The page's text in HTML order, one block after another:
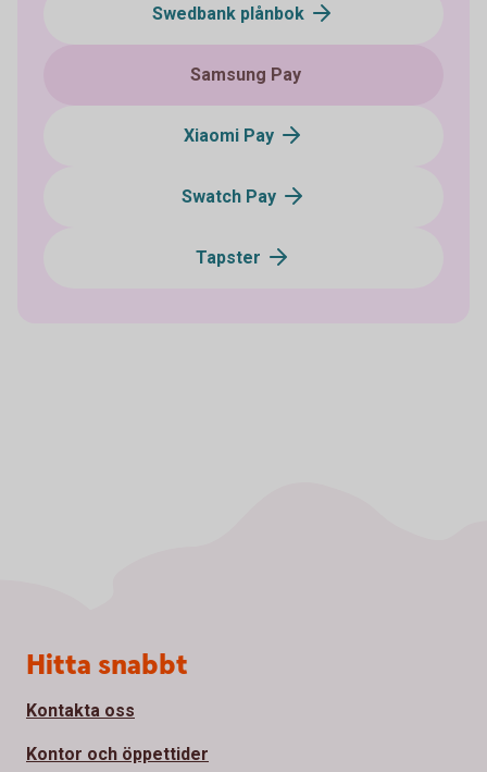
Swedbank plånbok
Samsung Pay
Xiaomi Pay
Swatch Pay
Tapster
Sidfot
Hitta snabbt
Kontakta oss
Kontor och öppettider